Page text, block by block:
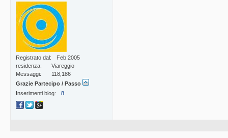
Registrato dal
Feb 2005
residenza
Viareggio
Messaggi
118,186
Grazie Partecipo / Passo
Inserimenti blog
8